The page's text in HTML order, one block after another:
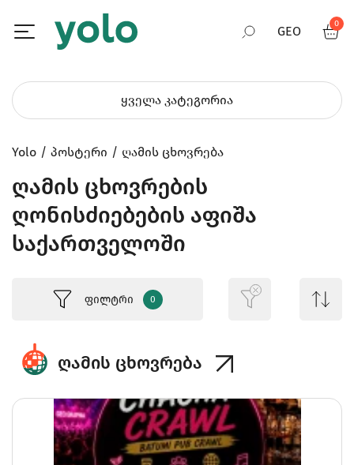
GEO
RUS
0
ყველა კატეგორია
Yolo პოსტერი ღამის ცხოვრება
ღამის ცხოვრების
ღონისძიებების აფიშა
საქართველოში
ფილტრი 0
ღამის ცხოვრება